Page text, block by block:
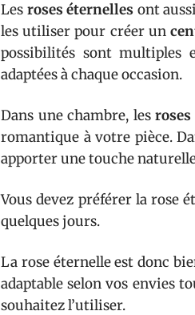
Les roses éternelles ont
les utiliser pour créer un
possibilités sont multiples
adaptées à chaque occasion.
Dans une chambre, les
romantique à votre pièce.
apporter une touche
Vous devez préférer la rose
quelques jours.
La rose éternelle est donc
adaptable selon vos envies
souhaitez l’utiliser.